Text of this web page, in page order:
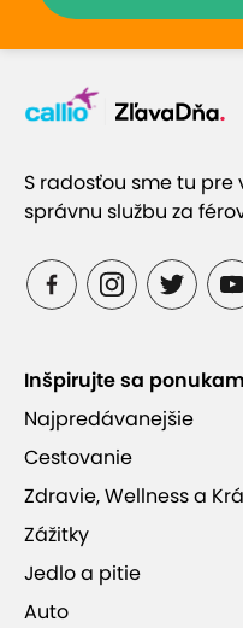
S radosťou sme tu pre
správnu službu za
Inšpirujte sa
Najpredávanejšie
Cestovanie
Zdravie, Wellness a
Zážitky
Jedlo a pitie
Auto